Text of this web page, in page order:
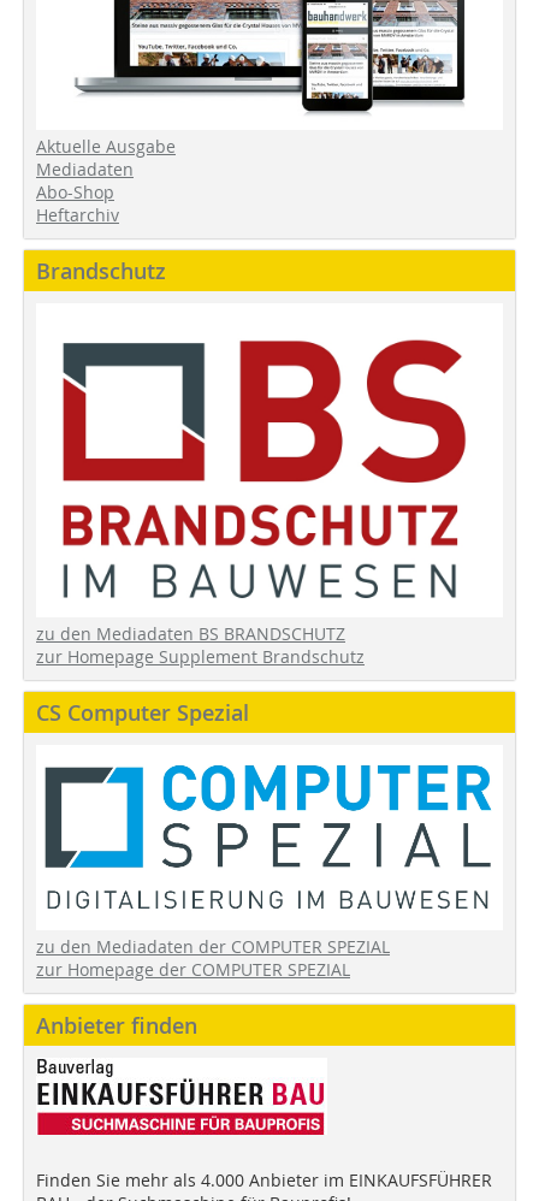
Aktuelle Ausgabe
Mediadaten
Abo-Shop
Heftarchiv
Brandschutz
zu den Mediadaten BS BRANDSCHUTZ
zur Homepage Supplement Brandschutz
CS Computer Spezial
zu den Mediadaten der COMPUTER SPEZIAL
zur Homepage der COMPUTER SPEZIAL
Anbieter finden
Finden Sie mehr als 4.000 Anbieter im EINKAUFSFÜHRER